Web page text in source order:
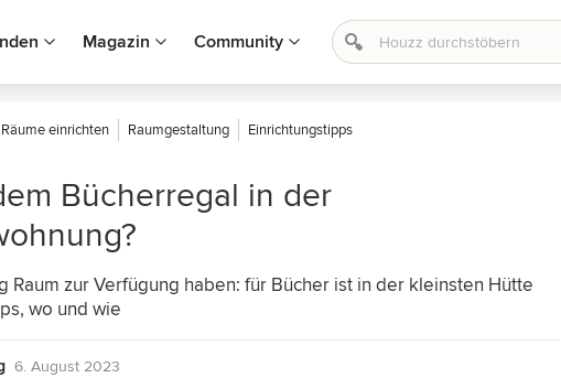
Magazin Community
einrichten Raumgestaltung Einrichtungstipps
Bücherregal in der
Raum zur Verfügung haben: für Bücher ist in der kleinsten Hütte
wo und wie
6. August 2023